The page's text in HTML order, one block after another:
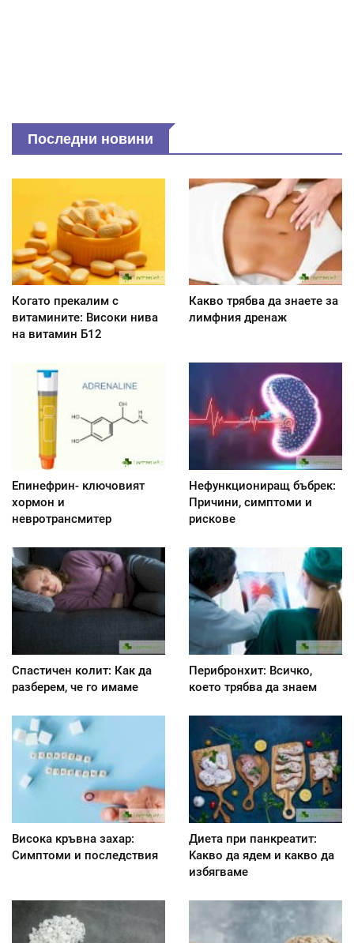
Последни новини
Когато прекалим с
витамините: Високи нива
на витамин Б12
Какво трябва да знаете за
лимфния дренаж
Епинефрин- ключовият
хормон и
невротрансмитер
Нефункциониращ бъбрек:
Причини, симптоми и
рискове
Спастичен колит: Как да
разберем, че го имаме
Перибронхит: Всичко,
което трябва да знаем
Висока кръвна захар:
Симптоми и последствия
Диета при панкреатит:
Kакво да ядем и какво да
избягваме